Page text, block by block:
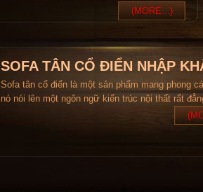
(MORE...)
SOFA TÂN CỔ ĐIỂN NHẬP
Sofa tân cổ điển là một sản phẩm mang phong
nó nói lên một ngôn ngữ kiến trúc nội thất rất